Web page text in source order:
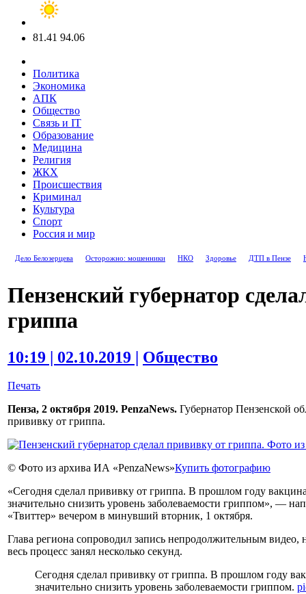
81.41 94.06
Политика
Экономика
АПК
Общество
Связь и IT
Образование
Медицина
Религия
ЖКХ
Происшествия
Криминал
Культура
Спорт
Россия и мир
Дело Белозерцева Осторожно: мошенники НКО Здоровье ДТП в Пензе
Пензенский губернатор
гриппа
10:19 | 02.10.2019 | Общество
Печать
Пенза, 2 октября 2019. PenzaNews. Губернатор Пензенской
прививку от гриппа.
© Фото из архива ИА «PenzaNews»Купить фотографию
«Сегодня сделал прививку от гриппа. В прошлом году
значительно снизить уровень заболеваемости гриппом», —
«Твиттер» вечером в минувший вторник, 1 октября.
Глава региона сопроводил запись непродолжительным видео,
весь процесс занял несколько секунд.
Сегодня сделал прививку от гриппа. В прошлом году
значительно снизить уровень заболеваемости гриппом.